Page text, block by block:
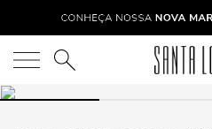
O que você está procurando?